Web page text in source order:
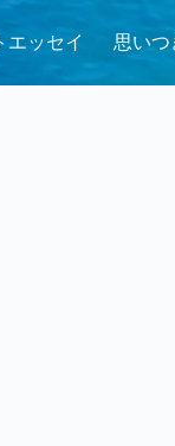
エッセイ 思いつ